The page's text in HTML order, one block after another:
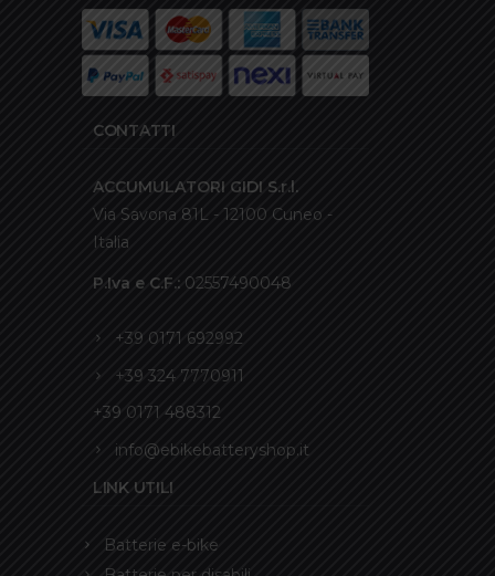
CONTATTI
ACCUMULATORI GIDI S.r.l.
Via Savona 81L - 12100 Cuneo -
Italia
P.Iva e C.F.: 02557490048
+39 0171 692992
+39 324 7770911
+39 0171 488312
info@ebikebatteryshop.it
LINK UTILI
Batterie e-bike